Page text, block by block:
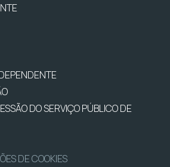
DO SERVIÇO PÚBLICO DE
DE COOKIES